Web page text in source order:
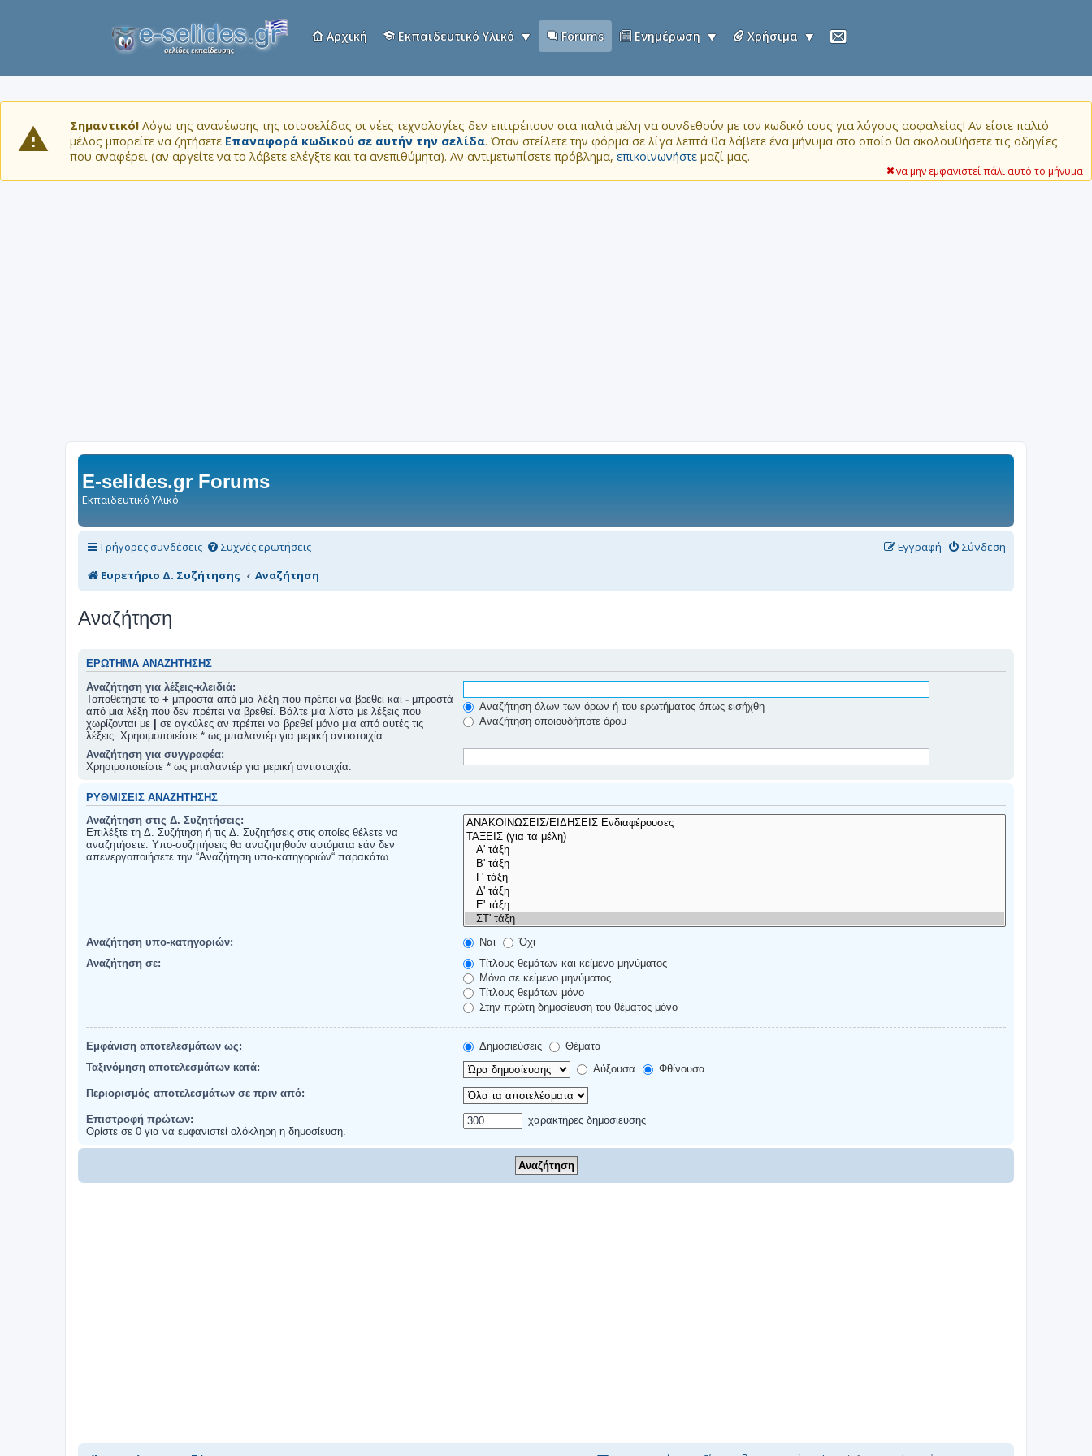
Αρχική Εκπαιδευτικό Υλικό Forums Ενημέρωση Χρήσιμα
Σημαντικό! Λόγω της ανανέωσης της ιστοσελίδας οι νέες τεχνολογίες δεν επιτρέπουν στα παλιά μέλη να συνδεθούν με τον κωδικό τους για λόγους ασφαλείας! Αν είστε παλιό
μέλος μπορείτε να ζητήσετε Επαναφορά κωδικού σε αυτήν την σελίδα. Όταν στείλετε την φόρμα σε λίγα λεπτά θα λάβετε ένα μήνυμα στο οποίο θα ακολουθήσετε τις οδηγίες
που αναφέρει (αν αργείτε να το λάβετε ελέγξτε και τα ανεπιθύμητα). Αν αντιμετωπίσετε πρόβλημα, επικοινωνήστε μαζί μας.
να μην εμφανιστεί πάλι αυτό το μήνυμα
E-selides.gr Forums
Εκπαιδευτικό Υλικό
Γρήγορες συνδέσεις Συχνές ερωτήσεις Σύνδεση
Εγγραφή
Ευρετήριο Δ. Συζήτησης
Αναζήτηση
Αναζήτηση
ΕΡΏΤΗΜΑ ΑΝΑΖΉΤΗΣΗΣ
Αναζήτηση για λέξεις-κλειδιά:
Τοποθετήστε το + μπροστά από μια λέξη που πρέπει να βρεθεί και - μπροστά
από μια λέξη που δεν πρέπει να βρεθεί. Βάλτε μια λίστα με λέξεις που
χωρίζονται με | σε αγκύλες αν πρέπει να βρεθεί μόνο μια από αυτές τις
λέξεις. Χρησιμοποιείστε * ως μπαλαντέρ για μερική αντιστοιχία.
Αναζήτηση όλων των όρων ή του ερωτήματος όπως εισήχθη
Αναζήτηση οποιουδήποτε όρου
Αναζήτηση για συγγραφέα:
Χρησιμοποιείστε * ως μπαλαντέρ για μερική αντιστοιχία.
ΡΥΘΜΊΣΕΙΣ ΑΝΑΖΉΤΗΣΗΣ
Αναζήτηση στις Δ. Συζητήσεις:
Επιλέξτε τη Δ. Συζήτηση ή τις Δ. Συζητήσεις στις οποίες θέλετε να
αναζητήσετε. Υπο-συζητήσεις θα αναζητηθούν αυτόματα εάν δεν
απενεργοποιήσετε την “Αναζήτηση υπο-κατηγοριών“ παρακάτω.
Αναζήτηση υπο-κατηγοριών: Ναι
Όχι
Αναζήτηση σε:
Τίτλους θεμάτων και κείμενο μηνύματος
Μόνο σε κείμενο μηνύματος
Τίτλους θεμάτων μόνο
Στην πρώτη δημοσίευση του θέματος μόνο
Εμφάνιση αποτελεσμάτων ως: Δημοσιεύσεις
Θέματα
Ταξινόμηση αποτελεσμάτων κατά:
Αύξουσα Φθίνουσα
Περιορισμός αποτελεσμάτων σε πριν από:
Επιστροφή πρώτων:
Ορίστε σε 0 για να εμφανιστεί ολόκληρη η δημοσίευση.
χαρακτήρες δημοσίευσης